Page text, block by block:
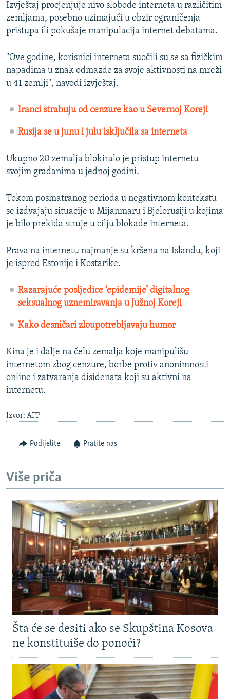
Izvještaj procjenjuje nivo slobode interneta u različitim
zemljama, posebno uzimajući u obzir ograničenja
pristupa ili pokušaje manipulacija internet debatama.
"Ove godine, korisnici interneta suočili su se sa fizičkim
napadima u znak odmazde za svoje aktivnosti na mreži
u 41 zemlji", navodi izvještaj.
Iranci strahuju od cenzure kao u Severnoj Koreji
Rusija se u junu i julu isključila sa interneta
Ukupno 20 zemalja blokiralo je pristup internetu
svojim građanima u jednoj godini.
Tokom posmatranog perioda u negativnom kontekstu
se izdvajaju situacije u Mijanmaru i Bjelorusiji u kojima
je bilo prekida struje u cilju blokade interneta.
Prava na internetu najmanje su kršena na Islandu, koji
je ispred Estonije i Kostarike.
Razarajuće posljedice ‘epidemije’ digitalnog
seksualnog uznemiravanja u Južnoj Koreji
Kako desničari zloupotrebljavaju humor
Kina je i dalje na čelu zemalja koje manipulišu
internetom zbog cenzure, borbe protiv anonimnosti
online i zatvaranja disidenata koji su aktivni na
internetu.
Izvor: AFP
Podijelite Pratite nas
Više priča
Šta će se desiti ako se Skupština Kosova
ne konstituiše do ponoći?